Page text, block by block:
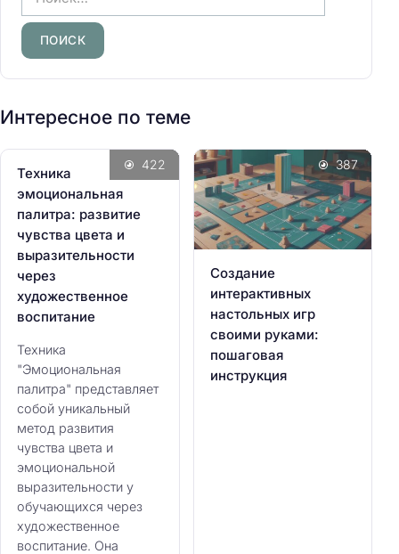
а
й
т
и
Интересное по теме
Техника
эмоциональная
палитра: развитие
чувства цвета и
выразительности
через
художественное
воспитание
Техника
"Эмоциональная
палитра" представляет
собой уникальный
метод развития
чувства цвета и
эмоциональной
выразительности у
обучающихся через
художественное
воспитание. Она
422
Создание
интерактивных
настольных игр
своими руками:
пошаговая
инструкция
387